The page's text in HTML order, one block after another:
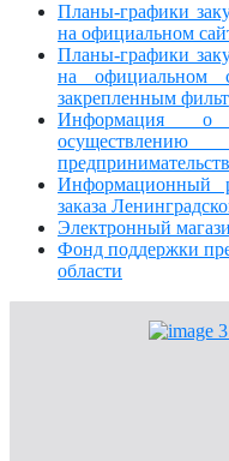
Планы-графики
на официальном
Планы-графики
на
закрепленным
Информация о
Информационный
заказа
Электронный
Фонд поддержки
области